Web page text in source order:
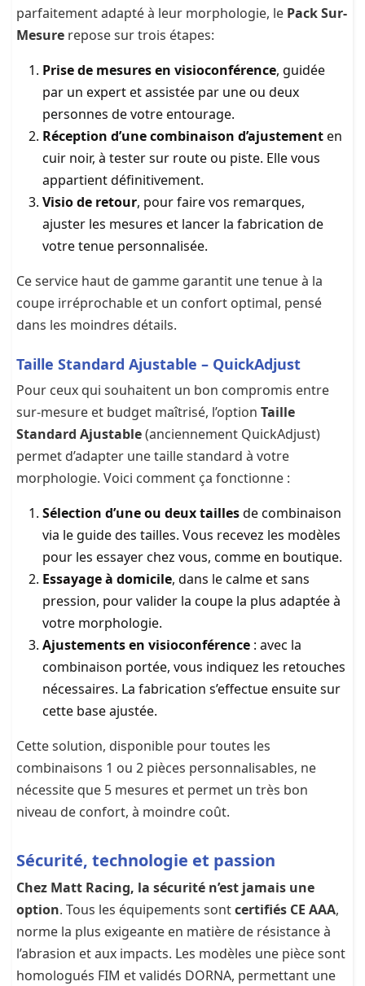
parfaitement adapté à leur morphologie, le Pack Sur-
Mesure repose sur trois étapes:
Prise de mesures en visioconférence, guidée
par un expert et assistée par une ou deux
personnes de votre entourage.
Réception d’une combinaison d’ajustementen
cuir noir, à tester sur route ou piste. Elle vous
appartient définitivement.
Visio de retour, pour faire vos remarques,
ajuster les mesures et lancer la fabrication de
votre tenue personnalisée.
Ce service haut de gamme garantit une tenue à la
coupe irréprochable et un confort optimal, pensé
dans les moindres détails.
Taille Standard Ajustable – QuickAdjust
Pour ceux qui souhaitent un bon compromis entre
sur-mesure et budget maîtrisé, l’option Taille
Standard Ajustable(anciennement QuickAdjust)
permet d’adapter une taille standard à votre
morphologie. Voici comment ça fonctionne :
Sélection d’une ou deux taillesde combinaison
via le guide des tailles. Vous recevez les modèles
pour les essayer chez vous, comme en boutique.
Essayage à domicile, dans le calme et sans
pression, pour valider la coupe la plus adaptée à
votre morphologie.
Ajustements en visioconférence : avec la
combinaison portée, vous indiquez les retouches
nécessaires. La fabrication s’effectue ensuite sur
cette base ajustée.
Cette solution, disponible pour toutes les
combinaisons 1 ou 2 pièces personnalisables, ne
nécessite que 5 mesures et permet un très bon
niveau de confort, à moindre coût.
Sécurité, technologie et passion
Chez Matt Racing, la sécurité n’est jamais une
option. Tous les équipements sontcertifiés CE AAA,
norme la plus exigeante en matière de résistance à
l’abrasion et aux impacts. Les modèles une pièce sont
homologués FIM et validés DORNA, permettant une